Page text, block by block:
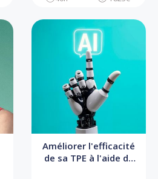
Améliorer l'efficacité
de sa TPE à l'aide de